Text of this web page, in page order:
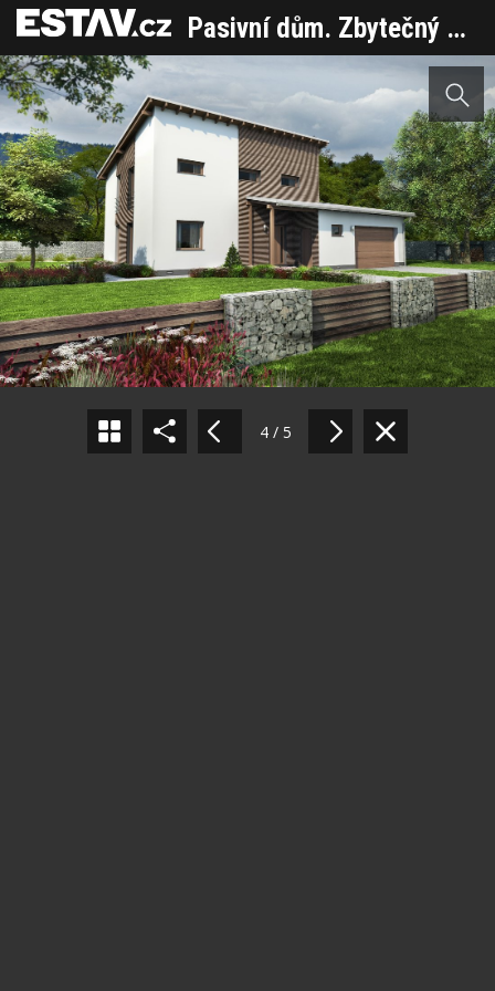
Pasivní dům. Zbytečný přepych nebo optimální a úsporné řešení?
Sdílet na Facebooku
Sdílet na Pinterestu
4 / 5